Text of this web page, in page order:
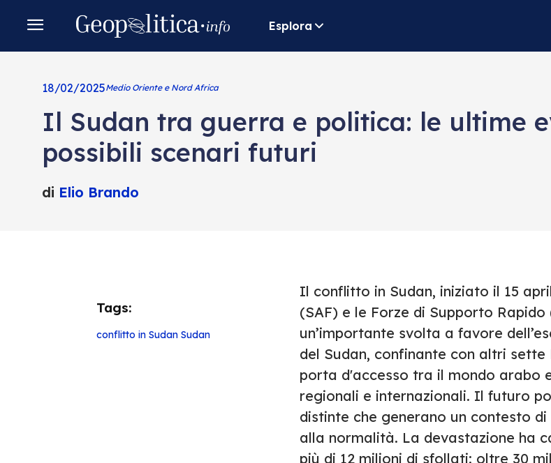
Esplora
18/02/2025Medio Oriente e Nord Africa
Il Sudan tra guerra e politica: le ultime
possibili scenari futuri
di Elio Brando
Tags:
conflitto in Sudan Sudan
Il conflitto in Sudan, iniziato il 15
(SAF) e le Forze di Supporto
un’importante svolta a favore
del Sudan, confinante con altri
porta d'accesso tra il mondo arabo
regionali e internazionali. Il futuro
distinte che generano un contesto
alla normalità. La devastazione ha
più di 12 milioni di sfollati: oltre 30